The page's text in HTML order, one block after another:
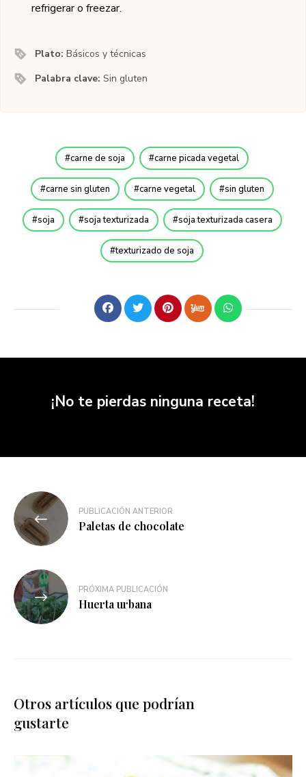
refrigerar o freezar.
Plato:Básicos y técnicas
Palabra clave:Sin gluten
carne de soja carne picada vegetal
carne sin gluten carne vegetal sin gluten
soja soja texturizada soja texturizada casera
texturizado de soja
¡No te pierdas ninguna receta!
PUBLICACIÓN ANTERIOR
Paletas de chocolate
PRÓXIMA PUBLICACIÓN
Huerta urbana
Otros artículos que podrían
gustarte